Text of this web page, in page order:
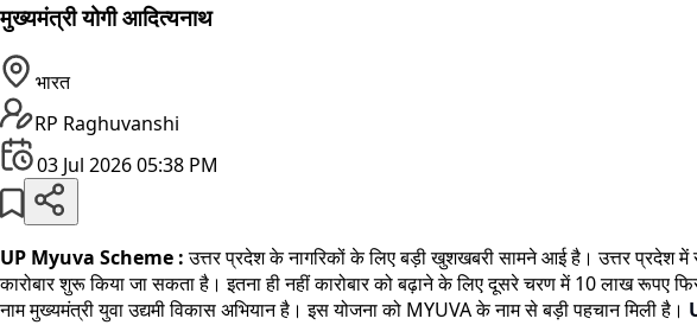
मुख्यमंत्री योगी आदित्यनाथ
भारत
RP Raghuvanshi
03 Jul 2026 05:38 PM
UP Myuva Scheme :उत्तर प्रदेश के नागरिकों के लिए बड़ी खुशखबरी सामने आई है। उत्तर
कारोबार शुरू किया जा सकता है। इतना ही नहीं कारोबार को बढ़ाने के लिए दूसरे चरण में 10 लाख
नाम मुख्यमंत्री युवा उद्यमी विकास अभियान है। इस योजना को MYUVA के नाम से बड़ी पहचान मिली है।